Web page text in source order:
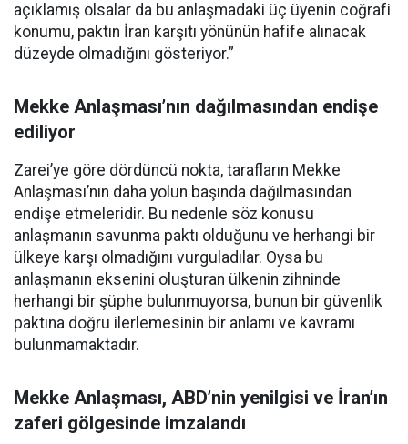
açıklamış olsalar da bu anlaşmadaki üç üyenin coğrafi
konumu, paktın İran karşıtı yönünün hafife alınacak
düzeyde olmadığını gösteriyor.”
Mekke Anlaşması’nın dağılmasından endişe
ediliyor
Zarei’ye göre dördüncü nokta, tarafların Mekke
Anlaşması’nın daha yolun başında dağılmasından
endişe etmeleridir. Bu nedenle söz konusu
anlaşmanın savunma paktı olduğunu ve herhangi bir
ülkeye karşı olmadığını vurguladılar. Oysa bu
anlaşmanın eksenini oluşturan ülkenin zihninde
herhangi bir şüphe bulunmuyorsa, bunun bir güvenlik
paktına doğru ilerlemesinin bir anlamı ve kavramı
bulunmamaktadır.
Mekke Anlaşması, ABD’nin yenilgisi ve İran’ın
zaferi gölgesinde imzalandı